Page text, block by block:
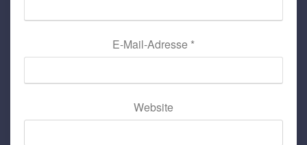
E-Mail-Adresse *
Website